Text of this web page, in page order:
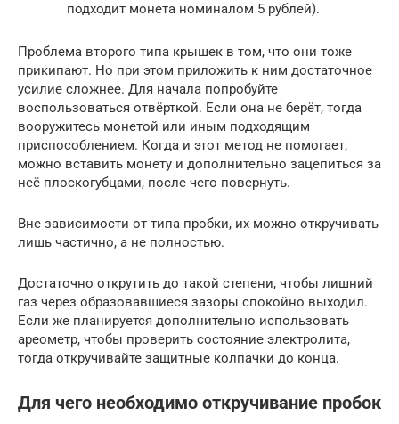
подходит монета номиналом 5 рублей).
Проблема второго типа крышек в том, что они тоже
прикипают. Но при этом приложить к ним достаточное
усилие сложнее. Для начала попробуйте
воспользоваться отвёрткой. Если она не берёт, тогда
вооружитесь монетой или иным подходящим
приспособлением. Когда и этот метод не помогает,
можно вставить монету и дополнительно зацепиться за
неё плоскогубцами, после чего повернуть.
Вне зависимости от типа пробки, их можно откручивать
лишь частично, а не полностью.
Достаточно открутить до такой степени, чтобы лишний
газ через образовавшиеся зазоры спокойно выходил.
Если же планируется дополнительно использовать
ареометр, чтобы проверить состояние электролита,
тогда откручивайте защитные колпачки до конца.
Для чего необходимо откручивание пробок